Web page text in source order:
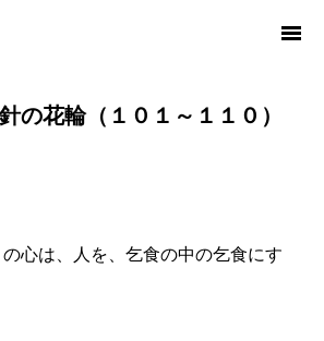
の花輪（１０１～１１０）
心は、人を、乞食の中の乞食にす